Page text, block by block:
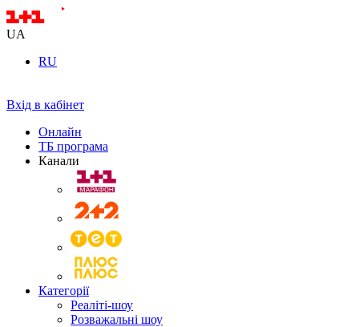
UA
RU
Вхід в кабінет
Онлайн
ТБ програма
Канали
Категорії
Реаліті-шоу
Розважальні шоу